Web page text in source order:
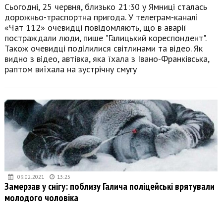
Сьогодні, 25 червня, близько 21:30 у Ямниці сталась
дорожньо-траспортна пригода. У телеграм-каналі
«Чат 112» очевидці повідомляють, що в аварії
постраждали люди, пише "Галицький кореспондент".
Також очевидці поділилися світлинами та відео. Як
видно з відео, автівка, яка їхала з Івано-Франківська,
раптом виїхала на зустрічну смугу
09.02.2021 13:25
Замерзав у снігу: поблизу Галича поліцейські врятували
молодого чоловіка